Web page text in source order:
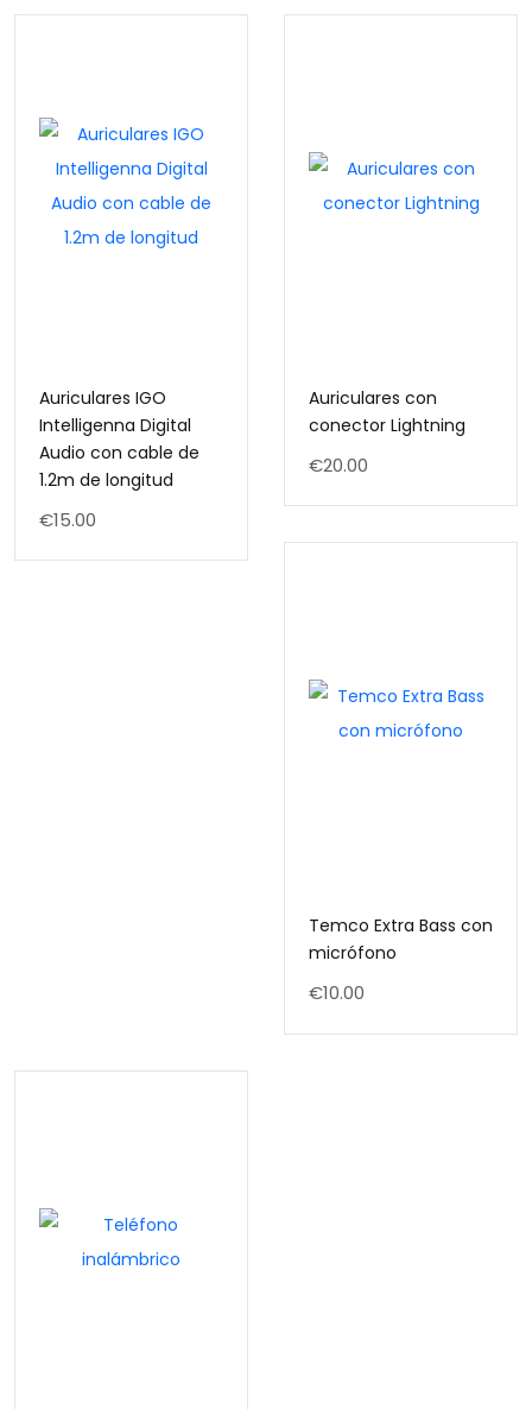
Auriculares IGO
Intelligenna Digital
Audio con cable de
1.2m de longitud
€15.00
Auriculares con
conector Lightning
€20.00
Temco Extra Bass con
micrófono
€10.00